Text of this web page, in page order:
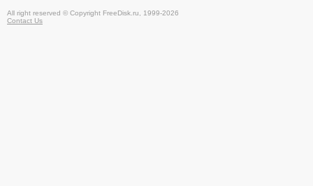
All right reserved © Copyright FreeDisk.ru, 1999-2026
Contact Us